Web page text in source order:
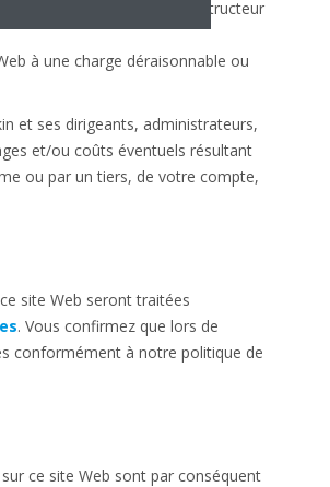
contaminant ou destructeur
à une charge déraisonnable ou
et ses dirigeants, administrateurs,
et/ou coûts éventuels résultant
ou par un tiers, de votre compte,
site Web seront traitées
. Vous confirmez que lors de
conformément à notre politique de
ce site Web sont par conséquent